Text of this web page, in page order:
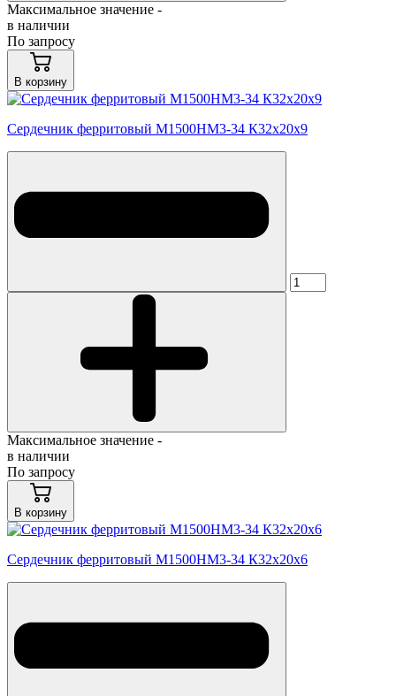
Максимальное значение -
в наличии
По запросу
В корзину
Сердечник ферритовый М1500НМ3-34 К32х20х9
Максимальное значение -
в наличии
По запросу
В корзину
Сердечник ферритовый М1500НМ3-34 К32х20х6